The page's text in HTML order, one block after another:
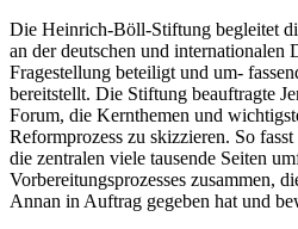
Die Heinrich-Böll-Stiftung begleitet
an der deutschen und internationalen
Fragestellung beteiligt und um-
bereitstellt. Die Stiftung beauftragte
Forum, die Kernthemen und
Reformprozess zu skizzieren. So
die zentralen viele tausende Seiten
Vorbereitungsprozesses zusammen,
Annan in Auftrag gegeben hat und